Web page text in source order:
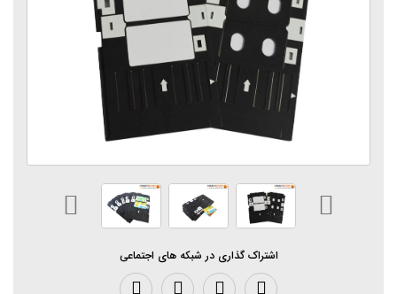
اشتراک گذاری در شبکه های اجتماعی